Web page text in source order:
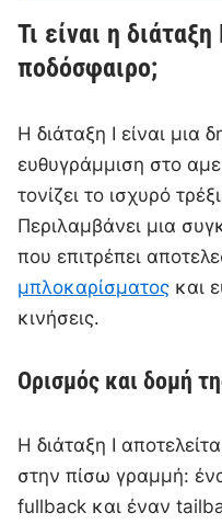
Τι είναι η
ποδόσφαιρο;
Η διάταξη I είναι μια
ευθυγράμμιση στο
τονίζει το ισχυρό
Περιλαμβάνει μια
που επιτρέπει
μπλοκαρίσματος και
κινήσεις.
Ορισμός και δομή
Η διάταξη I
στην πίσω γραμμή:
fullback και έναν